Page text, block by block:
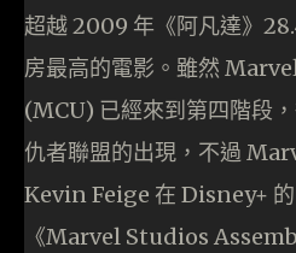
超越 2009 年《阿凡達》
房最高的電影。雖然
(MCU) 已經來到第四階段
仇者聯盟的出現，不過
Kevin Feige 在 Disney+
《Marvel Studios